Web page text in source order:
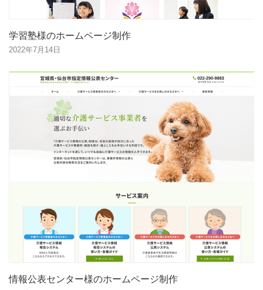
学習塾様のホームページ制作
2022年7月14日
情報公表センター様のホームページ制作